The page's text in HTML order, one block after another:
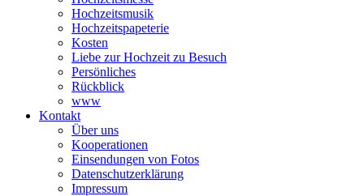
Hochzeitsmusik
Hochzeitspapeterie
Kosten
Liebe zur Hochzeit zu Besuch
Persönliches
Rückblick
www
Kontakt
Über uns
Kooperationen
Einsendungen von Fotos
Datenschutzerklärung
Impressum